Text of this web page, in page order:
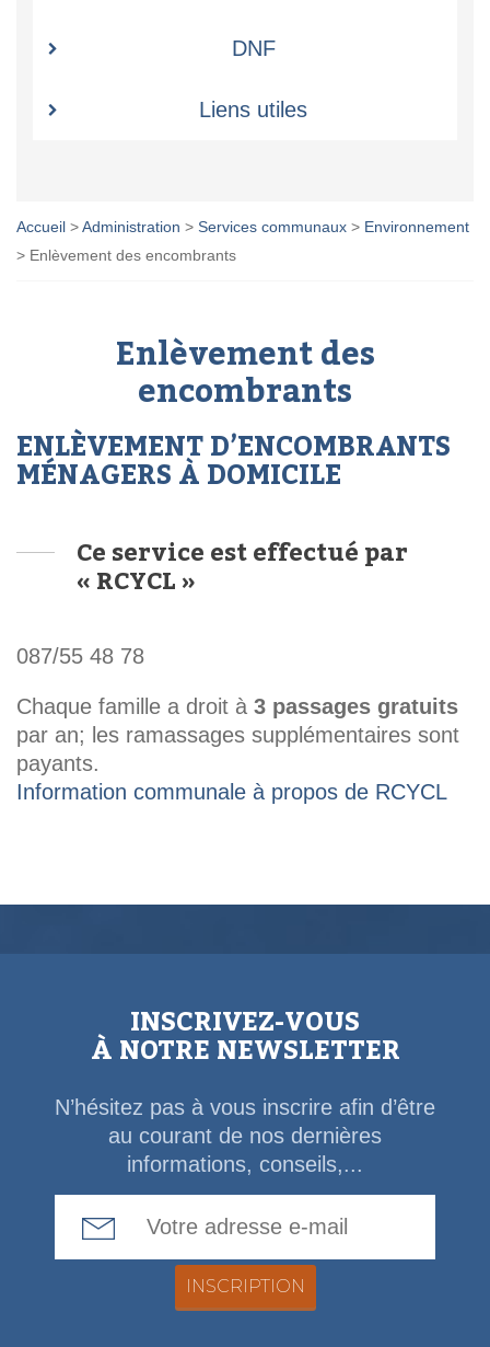
DNF
Liens utiles
Accueil >Administration > Services communaux > Environnement
> Enlèvement des encombrants
Enlèvement des
encombrants
ENLÈVEMENT D’ENCOMBRANTS
MÉNAGERS À DOMICILE
Ce service est effectué par
« RCYCL »
087/55 48 78
Chaque famille a droit à 3 passages gratuits
par an; les ramassages supplémentaires sont
payants.
Information communale à propos de RCYCL
INSCRIVEZ-VOUS
À NOTRE NEWSLETTER
N’hésitez pas à vous inscrire afin d’être
au courant de nos dernières
informations, conseils,...